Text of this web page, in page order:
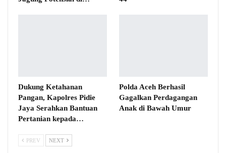
Dukung Ketahanan
Pangan, Kapolres Pidie
Jaya Serahkan Bantuan
Pertanian kepada…
Polda Aceh Berhasil
Gagalkan Perdagangan
Anak di Bawah Umur
PREV NEXT